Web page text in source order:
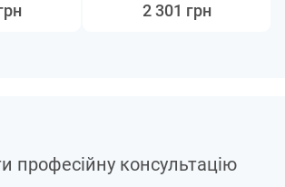
2 301 грн
професійну консультацію